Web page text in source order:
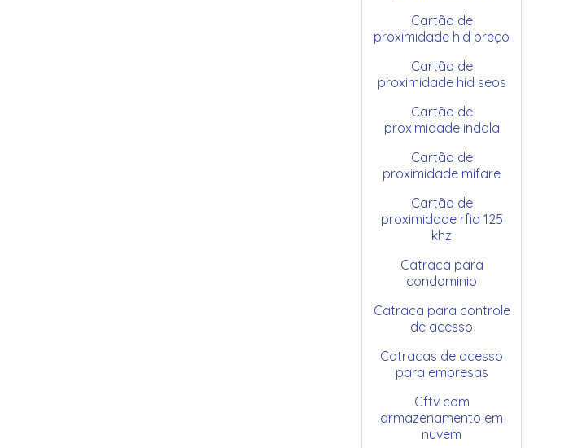
Cartão de
proximidade hid preço
Cartão de
proximidade hid seos
Cartão de
proximidade indala
Cartão de
proximidade mifare
Cartão de
proximidade rfid 125
khz
Catraca para
condominio
Catraca para controle
de acesso
Catracas de acesso
para empresas
Cftv com
armazenamento em
nuvem